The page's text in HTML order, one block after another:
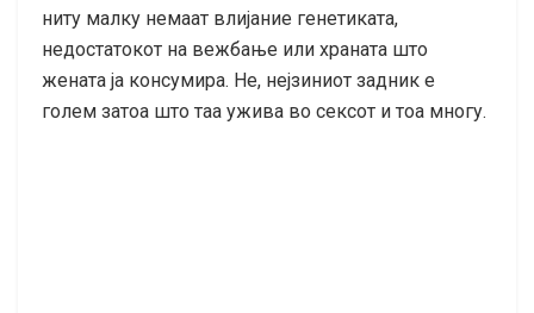
ниту малку немаат влијание генетиката,
недостатокот на вежбање или храната што
жената ја консумира. Не, нејзиниот задник е
голем затоа што таа ужива во сексот и тоа многу.